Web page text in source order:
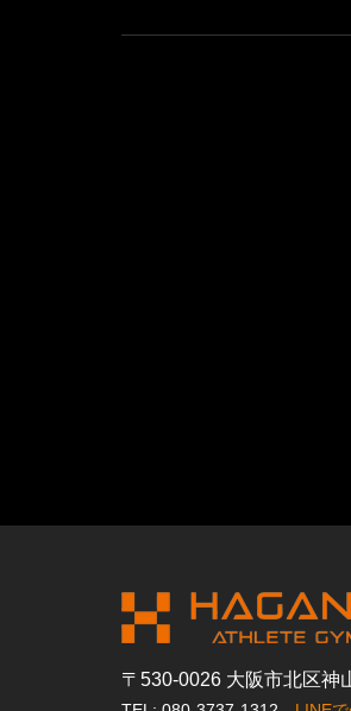
〒530-0026 大阪市北区神